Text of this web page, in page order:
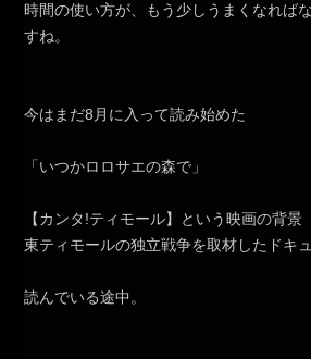
時間の使い方が、もう少しうまくなれば
すね。
今はまだ8月に入って読み始めた
「いつかロロサエの森で」
【カンタ!ティモール】という映画の背景
東ティモールの独立戦争を取材したドキ
読んでいる途中。